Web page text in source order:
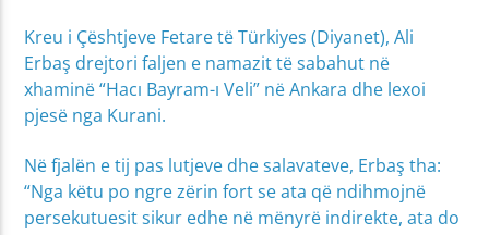
Kreu i Çështjeve Fetare të Türkiyes (Diyanet), Ali
Erbaş drejtori faljen e namazit të sabahut në
xhaminë “Hacı Bayram-ı Veli” në Ankara dhe lexoi
pjesë nga Kurani.
Në fjalën e tij pas lutjeve dhe salavateve, Erbaş tha:
“Nga këtu po ngre zërin fort se ata që ndihmojnë
persekutuesit sikur edhe në mënyrë indirekte, ata do